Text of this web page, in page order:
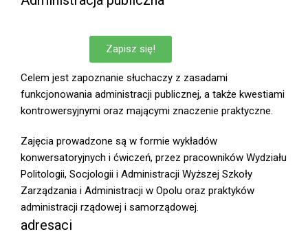
Zapisz się!
Celem jest zapoznanie słuchaczy z zasadami
funkcjonowania administracji publicznej, a także kwestiami
kontrowersyjnymi oraz mającymi znaczenie praktyczne.
Zajęcia prowadzone są w formie wykładów
konwersatoryjnych i ćwiczeń, przez pracowników Wydziału
Politologii, Socjologii i Administracji Wyższej Szkoły
Zarządzania i Administracji w Opolu oraz praktyków
administracji rządowej i samorządowej.
adresaci